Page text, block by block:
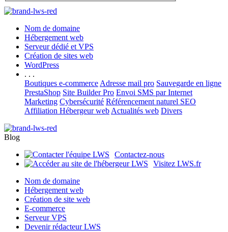
Nom de domaine
Hébergement web
Serveur dédié et VPS
Création de sites web
WordPress
. . .
Boutiques e-commerce Adresse mail pro Sauvegarde en ligne
PrestaShop Site Builder Pro Envoi SMS par Internet
Marketing Cybersécurité Référencement naturel SEO
Affiliation Hébergeur web Actualités web Divers
Blog
Contactez-nous
Visitez LWS.fr
Nom de domaine
Hébergement web
Création de site web
E-commerce
Serveur VPS
Devenir rédacteur LWS